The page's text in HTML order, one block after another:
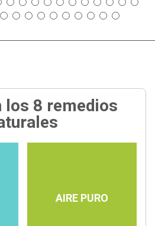
los 8 remedios
AIRE PURO